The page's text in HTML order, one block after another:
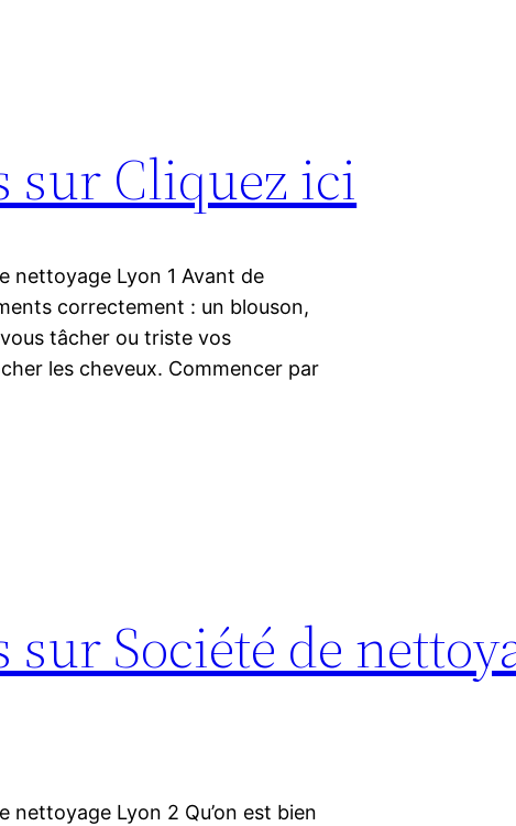
sur Cliquez ici
nettoyage Lyon 1 Avant de
correctement : un blouson,
tâcher ou triste vos
les cheveux. Commencer par
Société de
nettoyage Lyon 2 Qu’on est bien